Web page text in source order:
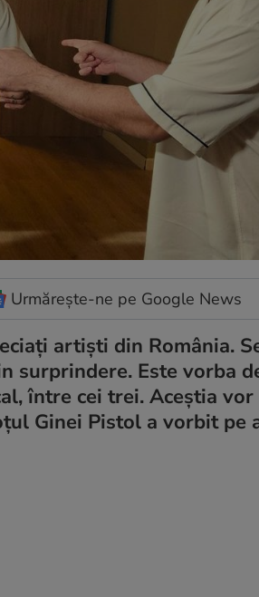
Urmărește-ne pe Google News
artiști din România.
surprindere. Este vorba
între cei trei. Aceștia vor
Ginei Pistol a vorbit pe